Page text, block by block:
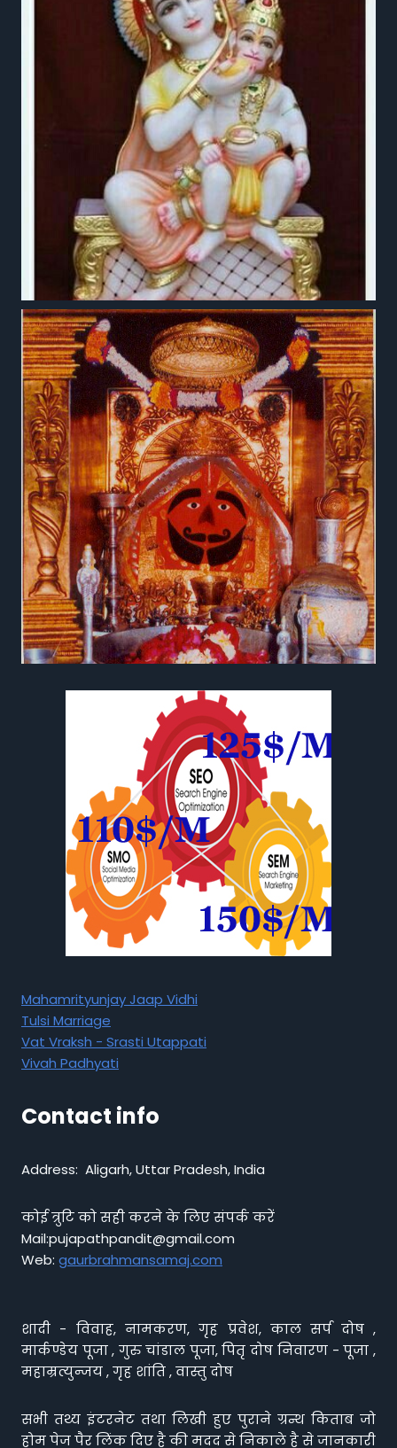
Mahamrityunjay Jaap Vidhi
Tulsi Marriage
Vat Vraksh - Srasti Utappati
Vivah Padhyati
Contact info
Address: Aligarh, Uttar Pradesh, India
कोई त्रुटि को सही करने के लिए संपर्क करें
Mail:pujapathpandit@gmail.com
Web: gaurbrahmansamaj.com
शादी - विवाह, नामकरण, गृह प्रवेश, काल सर्प दोष ,
मार्कण्डेय पूजा , गुरु चांडाल पूजा, पितृ दोष निवारण - पूजा ,
महाम्रत्युन्जय , गृह शांति , वास्तु दोष
सभी तथ्य इंटरनेट तथा लिखी हुए पुराने ग्रन्थ किताब जो
होम पेज पैर लिंक दिए है की मदद से निकाले है से जानकारी